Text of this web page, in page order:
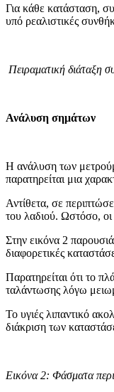
Για κάθε κατάσταση,
υπό ρεαλιστικές
Πειραματική διάταξη
Ανάλυση σημάτων
Η ανάλυση των
παρατηρείται μια
Αντίθετα, σε
του λαδιού. Ωστόσο, οι
Στην εικόνα 2
διαφορετικές
Παρατηρείται ότι το
ταλάντωσης λόγω
Το υγιές λιπαντικό
διάκριση των
Εικόνα 2: Φάσματα